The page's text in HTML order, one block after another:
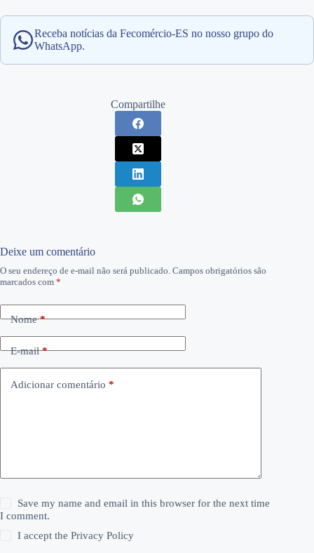
Receba notícias da Fecomércio-ES no nosso grupo do
WhatsApp.
Compartilhe
Deixe um comentário
O seu endereço de e-mail não será publicado. Campos obrigatórios são
marcados com *
Nome*
E-mail*
Adicionar comentário *
Save my name and email in this browser for the next time
I comment.
I accept thePrivacy Policy